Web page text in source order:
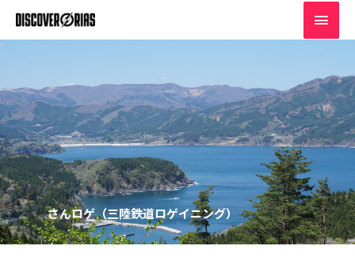
を
キ
ッ
プ
メ
イ
ン
メ
ニ
ュ
ー
さんロゲ（三陸鉄道ロゲイニング）